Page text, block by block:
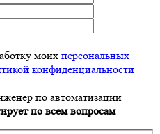
моих персональных
конфиденциальности
по автоматизации
по всем вопросам